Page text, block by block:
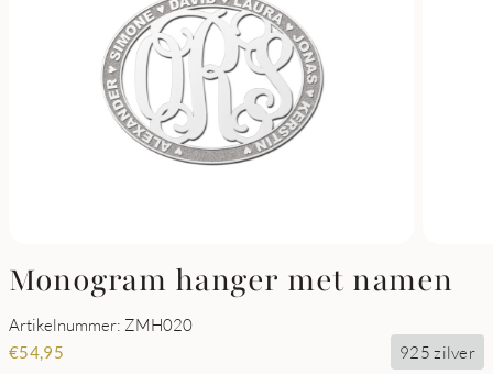
Monogram hanger met namen
Artikelnummer: ZMH020
€54,95 925 zilver